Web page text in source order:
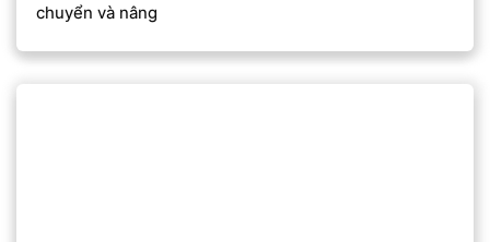
chuyển và nâng